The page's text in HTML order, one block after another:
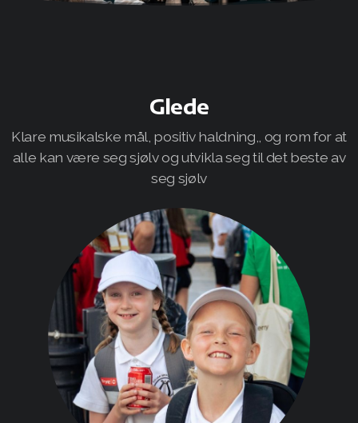
Glede
Klare musikalske mål, positiv haldning,, og rom for at
alle kan være seg sjølv og utvikla seg til det beste av
seg sjølv
Fanafestivalen